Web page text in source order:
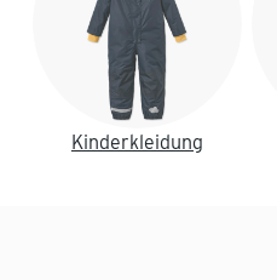
Kinderkleidung